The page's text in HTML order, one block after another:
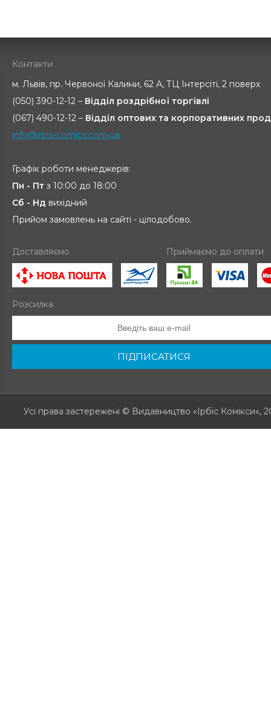
Контакти
м. Львів, пр. Червоної Калини, 62 А, ТЦ Інтерсіті, 2 поверх
(050) 390-12-12 – Відділ роздрібної торгівлі
(067) 490-12-12 – Відділ оптових та корпоративних
info@irbis-comics.com.ua
Графік роботи менеджерів:
Пн - Пт з 10:00 до 18:00
Сб - Нд вихідний
Прийом замовлень на сайті - цілодобово.
Доставляємо Приймаємо до оплати
Розсилка
ПІДПИСАТИСЯ
Усі права застережені © Видавництво «Ірбіс Комікси«,